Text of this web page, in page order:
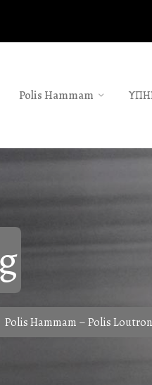
Polis Hammam
Polis Hammam – Polis